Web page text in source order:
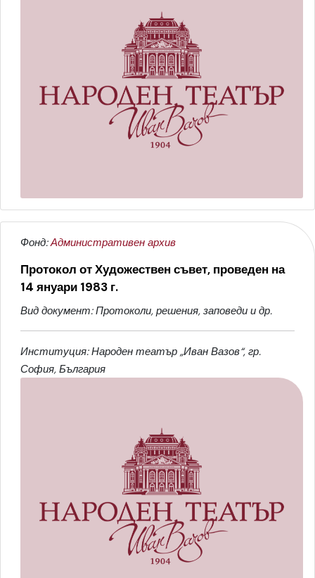
Фонд:Административен архив
Протокол от Художествен съвет, проведен на
14 януари 1983 г.
Вид документ: Протоколи, решения, заповеди и др.
Институция: Народен театър „Иван Вазов“, гр.
София, България